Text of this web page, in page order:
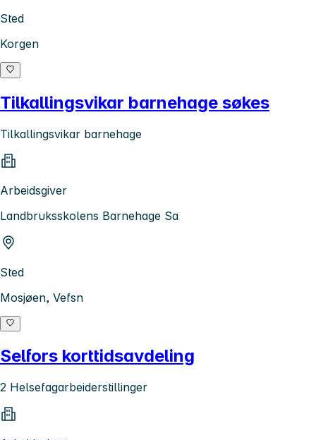
Sted
Korgen
Tilkallingsvikar barnehage søkes
Tilkallingsvikar barnehage
Arbeidsgiver
Landbruksskolens Barnehage Sa
Sted
Mosjøen, Vefsn
Selfors korttidsavdeling
2 Helsefagarbeiderstillinger